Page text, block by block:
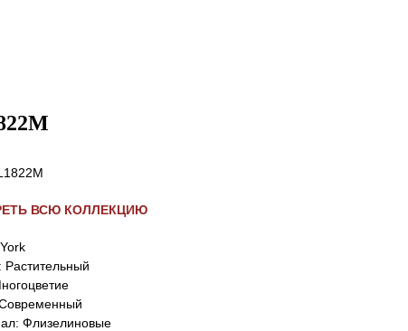
ВСЮ КОЛЛЕКЦИЮ
Растительный
Флизелиновые